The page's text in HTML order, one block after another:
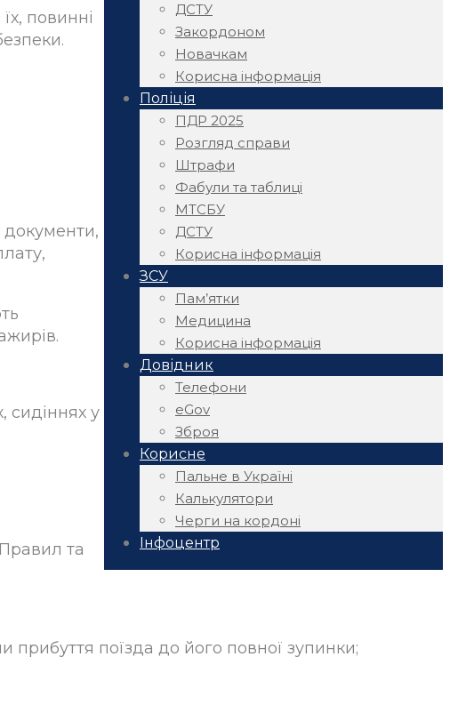
ДСТУ
Закордоном
Новачкам
Корисна інформація
Поліція
ПДР 2025
Розгляд справи
Штрафи
Фабули та таблиці
МТСБУ
ДСТУ
Корисна інформація
ЗСУ
Пам’ятки
Медицина
Корисна інформація
Довідник
Телефони
eGov
Зброя
Корисне
Пальне в Україні
Калькулятори
Черги на кордоні
Інфоцентр
повинні
документи,
сидіннях у
та
поїзда до його повної зупинки;